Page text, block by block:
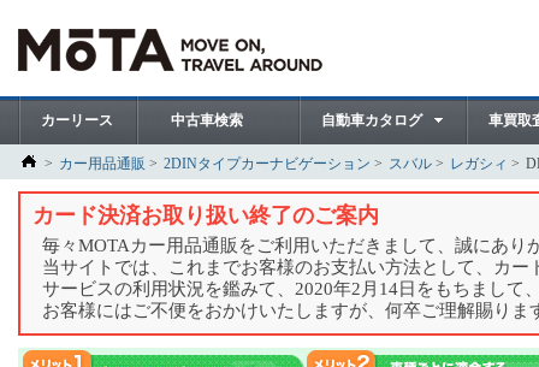
カーリース 中古車検索 自動車カタログ 車買取
カー用品通販 2DINタイプカーナビゲーション スバル レガシィ
カード決済お取り扱い終了のご案内
毎々MOTAカー用品通販をご利用いただきまして、誠にあり
当サイトでは、これまでお客様のお支払い方法として、カ
サービスの利用状況を鑑みて、2020年2月14日をもちまし
お客様にはご不便をおかけいたしますが、何卒ご理解賜りま